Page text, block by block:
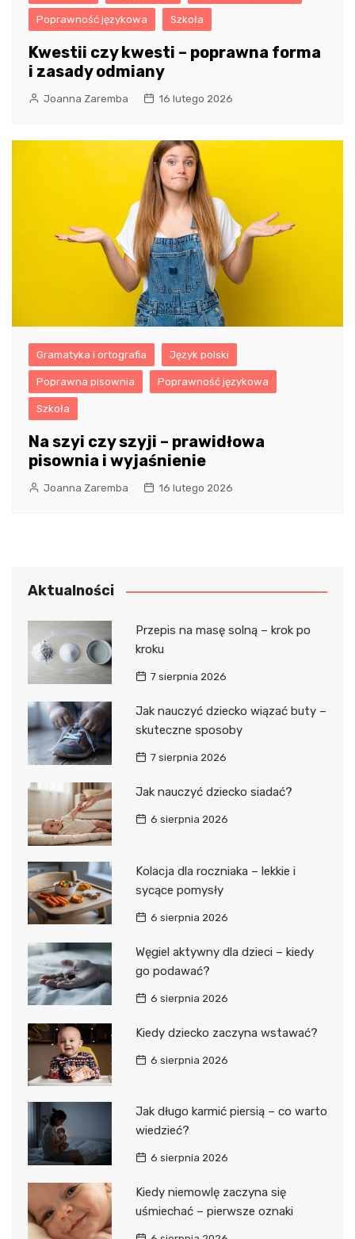
Poprawność językowa Szkoła
Kwestii czy kwesti – poprawna forma
i zasady odmiany
Joanna Zaremba 16 lutego 2026
Gramatyka i ortografia Język polski
Poprawna pisownia Poprawność językowa
Szkoła
Na szyi czy szyji – prawidłowa
pisownia i wyjaśnienie
Joanna Zaremba 16 lutego 2026
Aktualności
Przepis na masę solną – krok po
kroku
7 sierpnia 2026
Jak nauczyć dziecko wiązać buty –
skuteczne sposoby
7 sierpnia 2026
Jak nauczyć dziecko siadać?
6 sierpnia 2026
Kolacja dla roczniaka – lekkie i
sycące pomysły
6 sierpnia 2026
Węgiel aktywny dla dzieci – kiedy
go podawać?
6 sierpnia 2026
Kiedy dziecko zaczyna wstawać?
6 sierpnia 2026
Jak długo karmić piersią – co warto
wiedzieć?
6 sierpnia 2026
Kiedy niemowlę zaczyna się
uśmiechać – pierwsze oznaki